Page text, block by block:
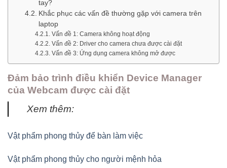
tay?
Khắc phục các vấn đề thường gặp với camera trên
laptop
Vấn đề 1: Camera không hoạt động
Vấn đề 2: Driver cho camera chưa được cài đặt
Vấn đề 3: Ứng dụng camera không mở được
Đảm bảo trình điều khiển Device Manager
của Webcam được cài đặt
Xem thêm:
Vật phẩm phong thủy để bàn làm việc
Vật phẩm phong thủy cho người mệnh hỏa